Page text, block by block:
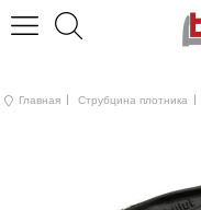
Главная Струбцина плотника